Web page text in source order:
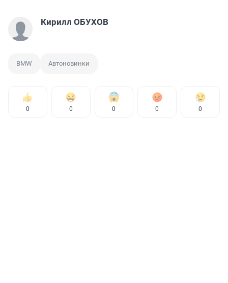
Кирилл ОБУХОВ
BMW Автоновинки
0 0 0 0 0